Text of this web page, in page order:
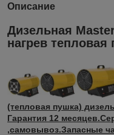
Описание
Дизельная
нагрев тепловая
(тепловая пушка)
Гарантия 12
,самовывоз.Запасные